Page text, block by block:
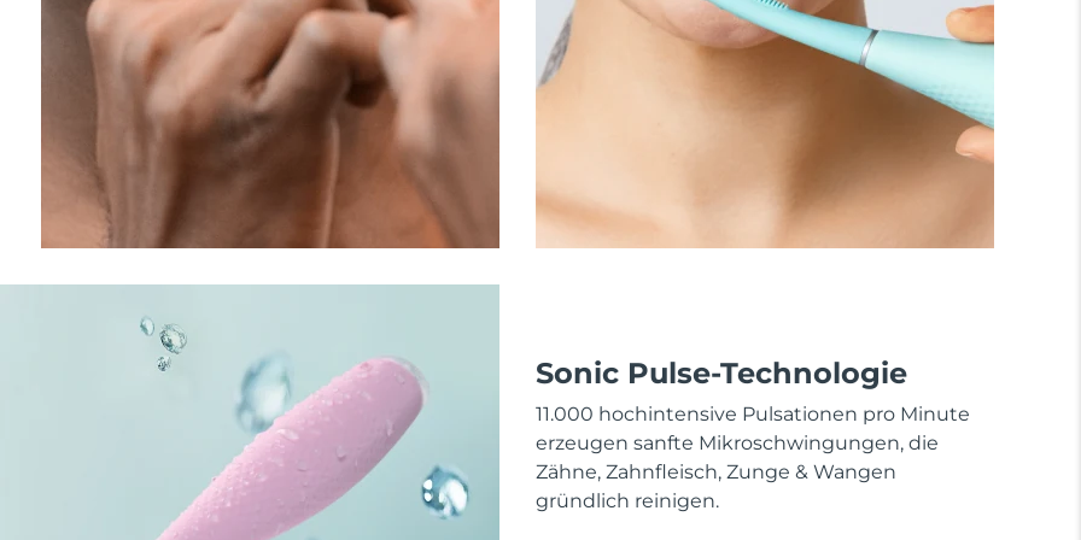
Sonic Pulse-Technologie
11.000 hochintensive Pulsationen pro Minute
erzeugen sanfte Mikroschwingungen, die
Zähne, Zahnfleisch, Zunge & Wangen
gründlich reinigen.